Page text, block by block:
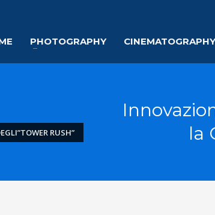
PHOTOGRAPHY CINEMATOGRAPHY
RUSH”
la